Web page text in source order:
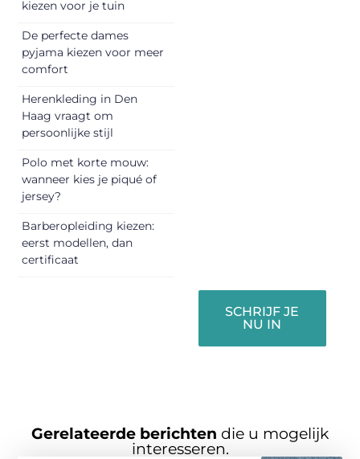
kiezen voor je tuin
De perfecte dames
pyjama kiezen voor meer
comfort
Herenkleding in Den
Haag vraagt om
persoonlijke stijl
Polo met korte mouw:
wanneer kies je piqué of
jersey?
Barberopleiding kiezen:
eerst modellen, dan
certificaat
SCHRIJF JE
NU IN
Gerelateerde berichten die u mogelijk
interesseren.